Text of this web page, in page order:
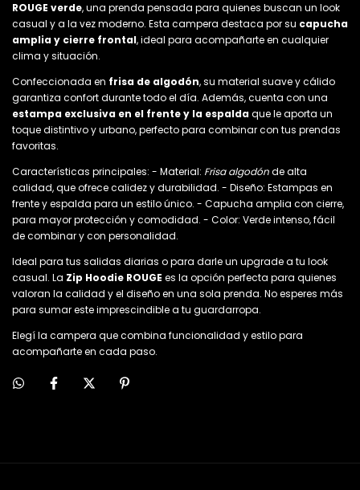
ROUGE verde, una prenda pensada para quienes buscan un look
casual y a la vez moderno. Esta campera destaca por su capucha
amplia y cierre frontal, ideal para acompañarte en cualquier
clima y situación.
Confeccionada en frisa de algodón, su material suave y cálido
garantiza confort durante todo el día. Además, cuenta con una
estampa exclusiva en el frente y la espaldaque le aporta un
toque distintivo y urbano, perfecto para combinar con tus prendas
favoritas.
Características principales: - Material: Frisa algodónde alta
calidad, que ofrece calidez y durabilidad. - Diseño: Estampas en
frente y espalda para un estilo único. - Capucha amplia con cierre,
para mayor protección y comodidad. - Color: Verde intenso, fácil
de combinar y con personalidad.
Ideal para tus salidas diarias o para darle un upgrade a tu look
casual. La Zip Hoodie ROUGE es la opción perfecta para quienes
valoran la calidad y el diseño en una sola prenda. No esperes más
para sumar este imprescindible a tu guardarropa.
Elegí la campera que combina funcionalidad y estilo para
acompañarte en cada paso.